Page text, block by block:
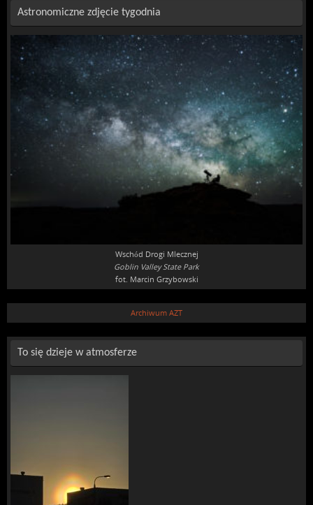
Astronomiczne zdjęcie tygodnia
Wschód Drogi Mlecznej
Goblin Valley State Park
fot. Marcin Grzybowski
Archiwum AZT
To się dzieje w atmosferze